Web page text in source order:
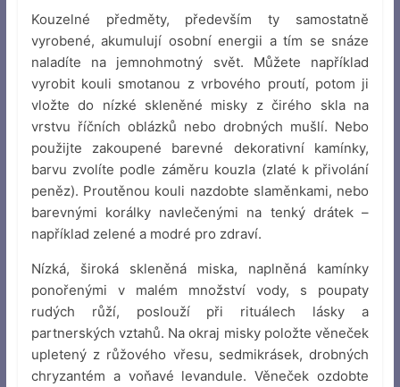
Kouzelné předměty, především ty samostatně
vyrobené, akumulují osobní energii a tím se snáze
naladíte na jemnohmotný svět. Můžete například
vyrobit kouli smotanou z vrbového proutí, potom ji
vložte do nízké skleněné misky z čirého skla na
vrstvu říčních oblázků nebo drobných mušlí. Nebo
použijte zakoupené barevné dekorativní kamínky,
barvu zvolíte podle záměru kouzla (zlaté k přivolání
peněz). Proutěnou kouli nazdobte slaměnkami, nebo
barevnými korálky navlečenými na tenký drátek –
například zelené a modré pro zdraví.
Nízká, široká skleněná miska, naplněná kamínky
ponořenými v malém množství vody, s poupaty
rudých růží, poslouží při rituálech lásky a
partnerských vztahů. Na okraj misky položte věneček
upletený z růžového vřesu, sedmikrásek, drobných
chryzantém a voňavé levandule. Věneček ozdobte